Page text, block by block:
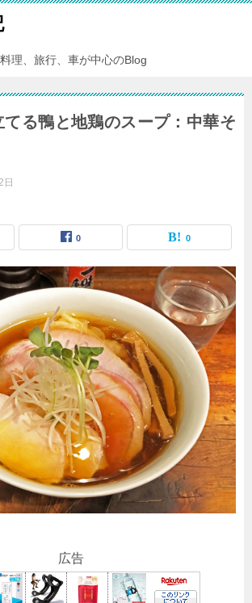
理、旅行、車が中心のBlog
る鴨と地鶏のスープ：中華そ
日
0 0
広告